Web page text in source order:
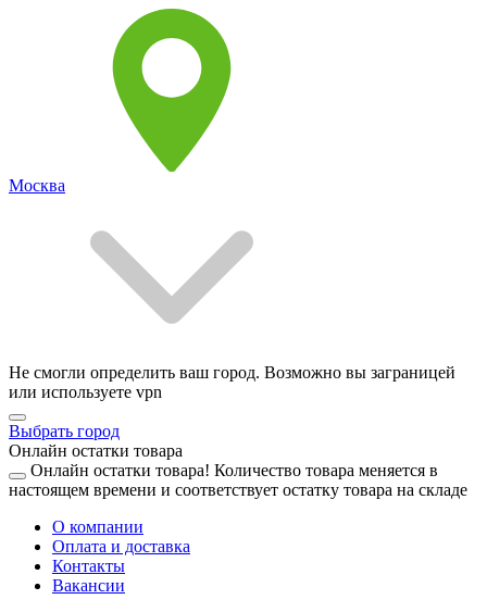
Москва
Не смогли определить ваш город. Возможно вы заграницей
или используете vpn
Выбрать город
Онлайн остатки товара
Онлайн остатки товара! Количество товара меняется в
настоящем времени и соответствует остатку товара на складе
О компании
Оплата и доставка
Контакты
Вакансии